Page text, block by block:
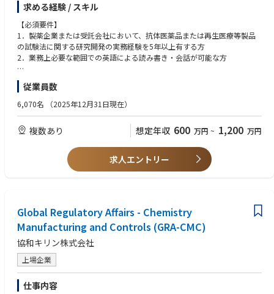
求める経験 / スキル
【必須要件】
1．製薬企業または受託会社において、抗体医薬品または再生医療等製品
の試験法に関する研究開発の実務経験を5年以上有する方
2．業務上必要な範囲での英語による読み書き・会話が可能な方
【歓迎要件】
バイオロジクスの特性解析・品質試験・安定性試験、CMO/CDMOとの技
術移管、承認申請業務、プロジェクト管理および社外・社内部署との調整
応可能な方
従業員数
6,070名 （2025年12月31日現在）
複数あり 想定年収 600 万円 ~ 1,200 万円
求人エントリー
Global Regulatory Affairs - Chemistry
Manufacturing and Controls (GRA-CMC)
協和キリン株式会社
上場企業
仕事内容